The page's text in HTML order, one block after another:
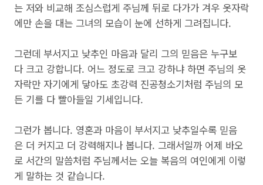
는 저와 비교해 조심스럽게 주님께 뒤로 다가가 겨우 옷자락
에만 손을 대는 그녀의 모습이 눈에 선하게 그려집니다.
그런데 부서지고 낮추인 마음과 달리 그의 믿음은 누구보
다 크고 강합니다. 어느 정도로 크고 강하냐 하면 주님의 옷
자락만 자기에게 닿아도 초강력 진공청소기처럼 주님의 모
든 기를 다 빨아들일 기세입니다.
그런가 봅니다. 영혼과 마음이 부서지고 낮추일수록 믿음
은 더 커지고 더 강력해지나 봅니다. 그래서일까 어제 바오
로 서간의 말씀처럼 주님께서는 오늘 복음의 여인에게 이렇
게 말하는 것 같습니다.